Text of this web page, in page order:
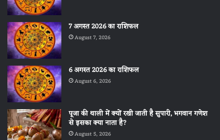
7 अगस्त 2026 का राशिफल
August 7, 2026
6 अगस्त 2026 का राशिफल
August 6, 2026
पूजा की थाली में क्यों रखी जाती है सुपारी, भगवान गणेश
से इसका क्या नाता है?
August 5, 2026